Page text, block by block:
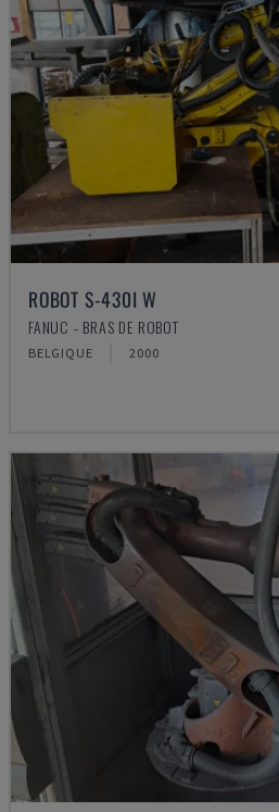
ROBOT S-430I W
FANUC - BRAS DE ROBOT
BELGIQUE 2000